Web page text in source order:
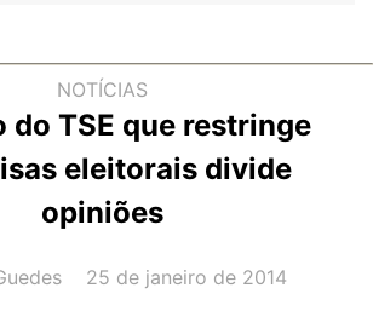
NOTÍCIAS
do TSE que restringe
eleitorais divide
opiniões
DATA:
25 de janeiro de 2014